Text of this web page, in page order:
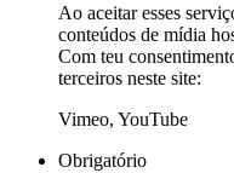
Ao aceitar esses
conteúdos de mídia
Com teu
terceiros neste site:
Vimeo, YouTube
Obrigatório